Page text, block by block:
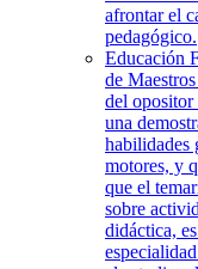
afrontar el
pedagógico.
Educación
de
del opositor
una
habilidades
motores, y
que el
sobre
didáctica,